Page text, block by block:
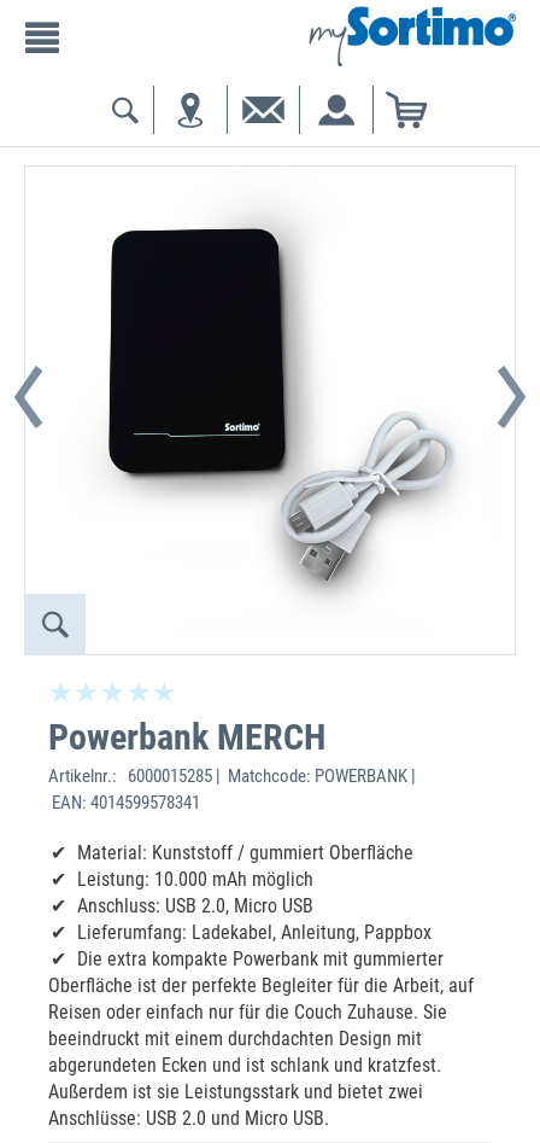
Powerbank MERCH
Artikelnr.:
6000015285 | Matchcode: POWERBANK |
EAN: 4014599578341
Material: Kunststoff / gummiert Oberfläche
Leistung: 10.000 mAh möglich
Anschluss: USB 2.0, Micro USB
Lieferumfang: Ladekabel, Anleitung, Pappbox
Die extra kompakte Powerbank mit gummierter
Oberfläche ist der perfekte Begleiter für die Arbeit, auf
Reisen oder einfach nur für die Couch Zuhause. Sie
beeindruckt mit einem durchdachten Design mit
abgerundeten Ecken und ist schlank und kratzfest.
Außerdem ist sie Leistungsstark und bietet zwei
Anschlüsse: USB 2.0 und Micro USB.